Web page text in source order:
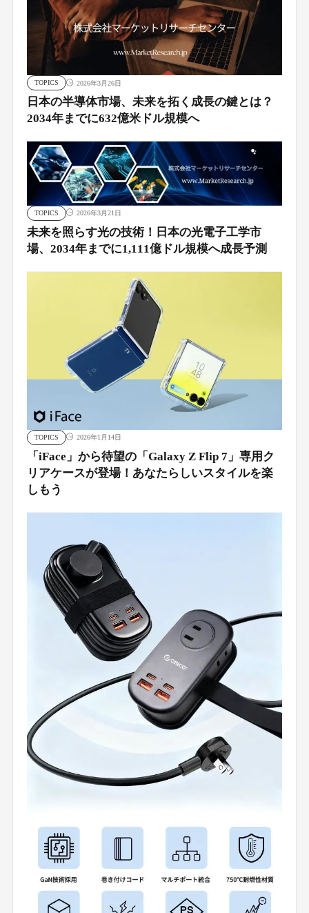
TOPICS 2026年3月26日
日本の半導体市場、未来を拓く成長の鍵とは？
2034年までに632億米ドル規模へ
TOPICS 2026年3月21日
未来を照らす光の技術！日本の光電子工学市
場、2034年までに1,111億ドル規模へ成長予測
TOPICS 2026年1月14日
「iFace」から待望の「Galaxy Z Flip 7」専用ク
リアケースが登場！あなたらしいスタイルを楽
しもう